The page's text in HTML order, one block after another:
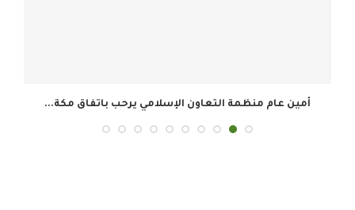
أمين عام منظمة التعاون الإسلامي يرحب باتفاق مكة...